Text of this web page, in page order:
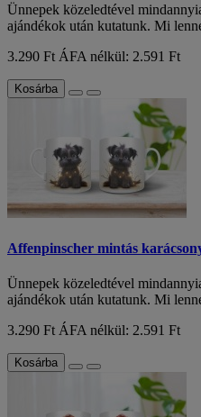
Ünnepek közeledtével
ajándékok után kutatunk. Mi
3.290 Ft ÁFA nélkül: 2.591 Ft
Kosárba
Affenpinscher mintás
Ünnepek közeledtével
ajándékok után kutatunk. Mi
3.290 FtÁFA nélkül: 2.591 Ft
Kosárba